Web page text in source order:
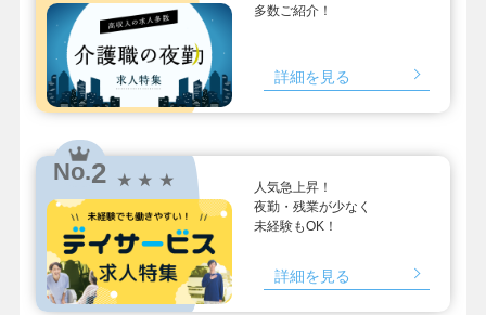
多数ご紹介！
詳細を見る
No.2 ★ ★ ★
人気急上昇！
夜勤・残業が少なく
未経験もOK！
詳細を見る